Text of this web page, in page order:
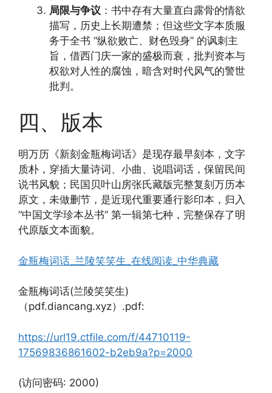
局限与争议 ：书中存有大量直白露骨的情欲
描写，历史上长期遭禁；但这些文字本质服
务于全书 “纵欲败亡、财色毁身” 的讽刺主
旨，借西门庆一家的盛极而衰，批判资本与
权欲对人性的腐蚀，暗含对时代风气的警世
批判。
四、版本
明万历《新刻金瓶梅词话》是现存最早刻本，文字
质朴，穿插大量诗词、小曲、说唱词话，保留民间
说书风貌；民国贝叶山房张氏藏版完整复刻万历本
原文，未做删节，是近现代重要通行影印本，归入
“中国文学珍本丛书” 第一辑第七种，完整保存了明
代原版文本面貌。
金瓶梅词话_兰陵笑笑生_在线阅读_中华典藏
金瓶梅词话(兰陵笑笑生)
（pdf.diancang.xyz）.pdf:
https://url19.ctfile.com/f/44710119-
17569836861602-b2eb9a?p=2000
(访问密码: 2000)